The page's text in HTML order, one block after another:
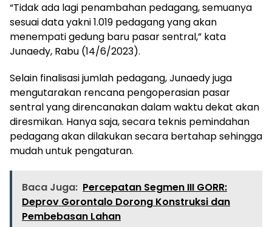
“Tidak ada lagi penambahan pedagang, semuanya
sesuai data yakni 1.019 pedagang yang akan
menempati gedung baru pasar sentral,” kata
Junaedy, Rabu (14/6/2023).
Selain finalisasi jumlah pedagang, Junaedy juga
mengutarakan rencana pengoperasian pasar
sentral yang direncanakan dalam waktu dekat akan
diresmikan. Hanya saja, secara teknis pemindahan
pedagang akan dilakukan secara bertahap sehingga
mudah untuk pengaturan.
Baca Juga: Percepatan Segmen III GORR:
Deprov Gorontalo Dorong Konstruksi dan
Pembebasan Lahan